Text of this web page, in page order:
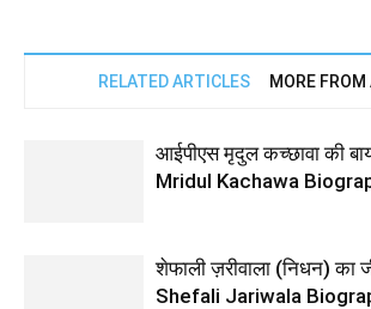
RELATED ARTICLES MORE
आईपीएस मृदुल कच्छावा की
Mridul Kachawa
शेफाली ज़रीवाला (निधन) का
Shefali Jariwala